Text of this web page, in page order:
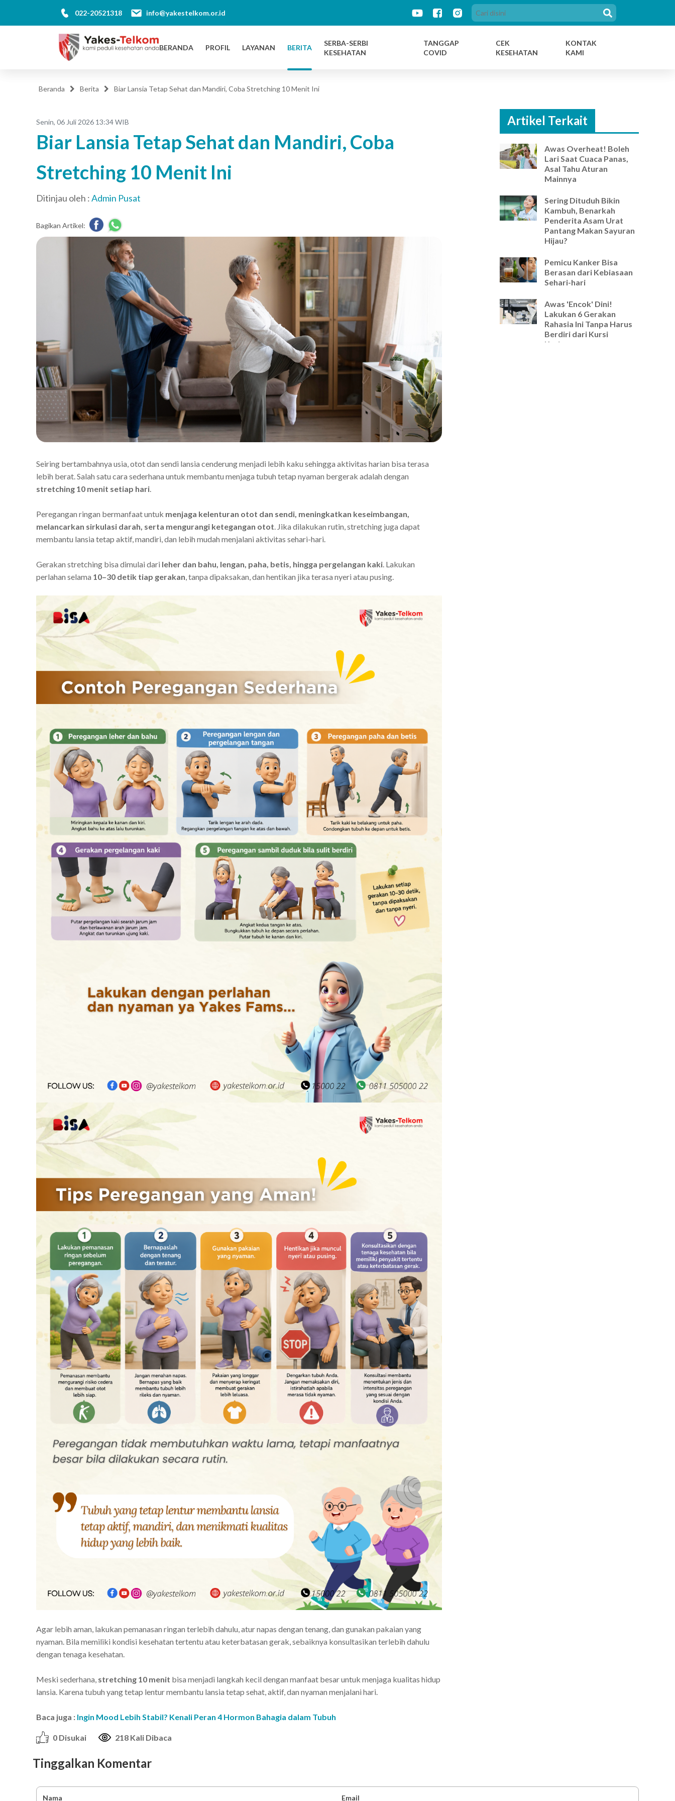
022-20521318 info@yakestelkom.or.id
BERANDA PROFIL LAYANAN BERITA
SERBA-SERBI
KESEHATAN
TANGGAP
COVID
CEK
KESEHATAN
KONTAK
KAMI
Beranda Berita Biar Lansia Tetap Sehat dan Mandiri, Coba Stretching 10 Menit Ini
Senin, 06 Juli 2026 13:34 WIB
Biar Lansia Tetap Sehat dan Mandiri, Coba
Stretching 10 Menit Ini
Ditinjau oleh :Admin Pusat
Bagikan Artikel:
Seiring bertambahnya usia, otot dan sendi lansia cenderung menjadi lebih kaku sehingga aktivitas harian bisa terasa
lebih berat. Salah satu cara sederhana untuk membantu menjaga tubuh tetap nyaman bergerak adalah dengan
stretching 10 menit setiap hari.
Peregangan ringan bermanfaat untuk menjaga kelenturan otot dan sendi, meningkatkan keseimbangan,
melancarkan sirkulasi darah, serta mengurangi ketegangan otot. Jika dilakukan rutin, stretching juga dapat
membantu lansia tetap aktif, mandiri, dan lebih mudah menjalani aktivitas sehari-hari.
Gerakan stretching bisa dimulai dari leher dan bahu, lengan, paha, betis, hingga pergelangan kaki. Lakukan
perlahan selama 10–30 detik tiap gerakan, tanpa dipaksakan, dan hentikan jika terasa nyeri atau pusing.
Agar lebih aman, lakukan pemanasan ringan terlebih dahulu, atur napas dengan tenang, dan gunakan pakaian yang
nyaman. Bila memiliki kondisi kesehatan tertentu atau keterbatasan gerak, sebaiknya konsultasikan terlebih dahulu
dengan tenaga kesehatan.
Meski sederhana, stretching 10 menit bisa menjadi langkah kecil dengan manfaat besar untuk menjaga kualitas hidup
lansia. Karena tubuh yang tetap lentur membantu lansia tetap sehat, aktif, dan nyaman menjalani hari.
Baca juga : Ingin Mood Lebih Stabil? Kenali Peran 4 Hormon Bahagia dalam Tubuh
0 Disukai 218 Kali Dibaca
Artikel Terkait
Awas Overheat! Boleh
Lari Saat Cuaca Panas,
Asal Tahu Aturan
Mainnya
Sering Dituduh Bikin
Kambuh, Benarkah
Penderita Asam Urat
Pantang Makan Sayuran
Hijau?
Pemicu Kanker Bisa
Berasan dari Kebiasaan
Sehari-hari
Awas 'Encok' Dini!
Lakukan 6 Gerakan
Rahasia Ini Tanpa Harus
Berdiri dari Kursi
Kerjamu
Tinggalkan Komentar
Nama Email